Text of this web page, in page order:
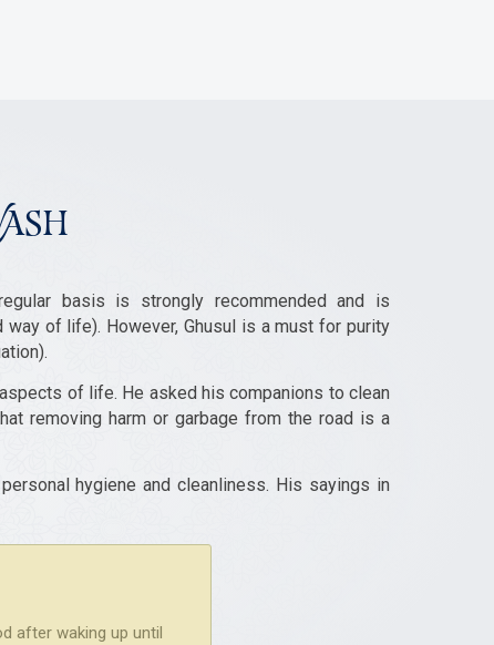
basis is strongly recommended and is
way of life). However, Ghusul is a must for purity
of life. He asked his companions to clean
removing harm or garbage from the road is a
hygiene and cleanliness. His sayings in
after waking up until